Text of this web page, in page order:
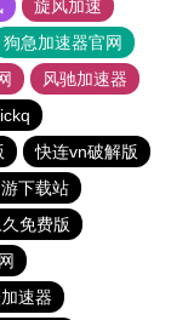
旋风加速
狗急加速器官网
风驰加速器
快连vn破解版
下载站
免费版
速器